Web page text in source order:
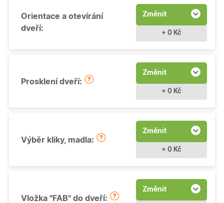
Orientace a otevírání
dveří:
Změnit
+ 0 Kč
Prosklení dveří:
Změnit
+ 0 Kč
Výběr kliky, madla:
Změnit
+ 0 Kč
Vložka "FAB" do dveří:
Změnit